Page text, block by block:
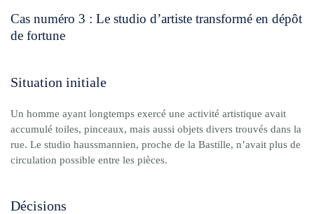
Cas numéro 3 : Le studio d’artiste transformé en dépôt
de fortune
Situation initiale
Un homme ayant longtemps exercé une activité artistique avait
accumulé toiles, pinceaux, mais aussi objets divers trouvés dans la
rue. Le studio haussmannien, proche de la Bastille, n’avait plus de
circulation possible entre les pièces.
Décisions